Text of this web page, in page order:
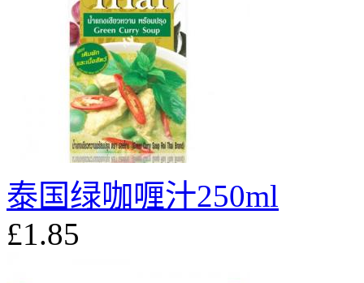
泰国绿咖喱汁250ml
£1.85